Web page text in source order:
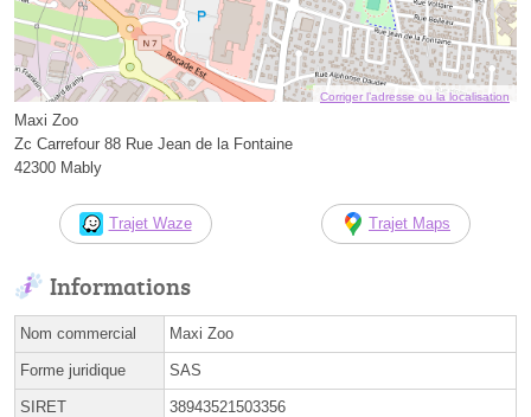
Corriger l’adresse ou la localisation
Maxi Zoo
Zc Carrefour 88 Rue Jean de la Fontaine
42300 Mably
Trajet Waze Trajet Maps
Informations
Nom commercial Maxi Zoo
Forme juridique SAS
SIRET 38943521503356